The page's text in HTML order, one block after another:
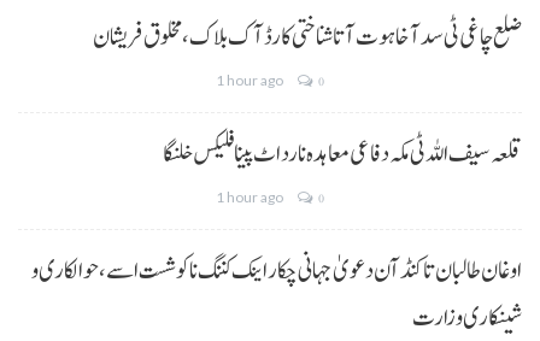
ضلع چاغی ٹی سد آ خاہوت آتا شناختی کارڈ آک بلاک، مخلوق فریشان
1 hour ago 0
قلعہ سیف اللہ ٹی مکہ دفاعی معاہدہ نا رد اٹ پینا فلیکس خلنگا
1 hour ago 0
اوغان طالبان تا کنڈ آن دعویٰ جہانی چکار اینک کننگ نا کوشست اسے،حوالکاری و
شینکاری وزارت